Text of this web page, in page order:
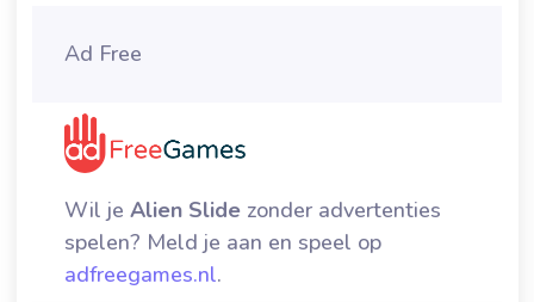
Ad Free
Wil je Alien Slide zonder advertenties
spelen? Meld je aan en speel op
adfreegames.nl.